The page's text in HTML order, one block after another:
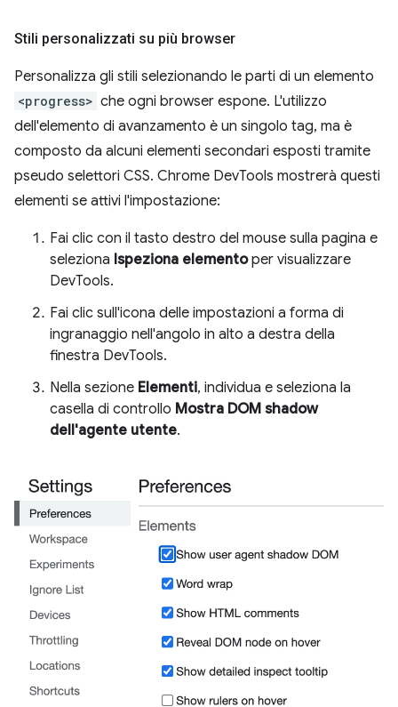
Stili personalizzati su più browser
Personalizza gli stili selezionando le parti di un elemento
<progress> che ogni browser espone. L'utilizzo
dell'elemento di avanzamento è un singolo tag, ma è
composto da alcuni elementi secondari esposti tramite
pseudo selettori CSS. Chrome DevTools mostrerà questi
elementi se attivi l'impostazione:
Fai clic con il tasto destro del mouse sulla pagina e
seleziona Ispeziona elementoper visualizzare
DevTools.
Fai clic sull'icona delle impostazioni a forma di
ingranaggio nell'angolo in alto a destra della
finestra DevTools.
Nella sezione Elementi, individua e seleziona la
casella di controllo Mostra DOM shadow
dell'agente utente.